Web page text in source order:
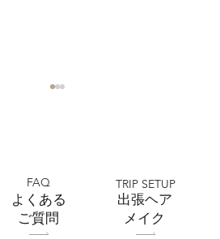
FAQ
よくある
ご質問
TRIP SETUP
出張ヘア
メイク